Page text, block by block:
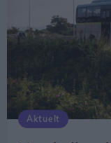
Aktuelt